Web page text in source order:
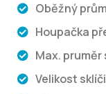
Oběžný
Houpačka
Max.
Velikost